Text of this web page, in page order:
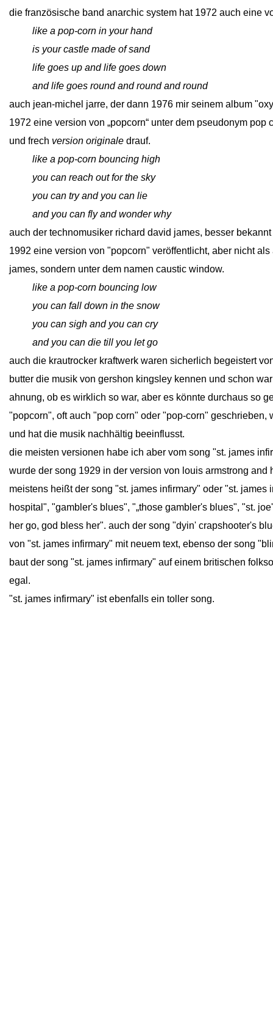
die französische band anarchic system hat 1972 auch eine
like a pop-corn in your hand
is your castle made of sand
life goes up and life goes down
and life goes round and round and round
auch jean-michel jarre, der dann 1976 mir seinem album
1972 eine version von „popcorn“ unter dem pseudonym
und frech version originale drauf.
like a pop-corn bouncing high
you can reach out for the sky
you can try and you can lie
and you can fly and wonder why
auch der technomusiker richard david james, besser
1992 eine version von "popcorn" veröffentlicht, aber nicht
james, sondern unter dem namen caustic window.
like a pop-corn bouncing low
you can fall down in the snow
you can sigh and you can cry
and you can die till you let go
auch die krautrocker kraftwerk waren sicherlich begeistert
butter die musik von gershon kingsley kennen und schon
ahnung, ob es wirklich so war, aber es könnte durchaus so
"popcorn", oft auch "pop corn" oder "pop-corn" geschrieben,
und hat die musik nachhältig beeinflusst.
die meisten versionen habe ich aber vom song "st. james
wurde der song 1929 in der version von louis armstrong and
meistens heißt der song "st. james infirmary" oder "st. james
hospital", "gambler's blues", "„those gambler's blues", "st.
her go, god bless her". auch der song "dyin' crapshooter's
von "st. james infirmary" mit neuem text, ebenso der song
baut der song "st. james infirmary" auf einem britischen
egal.
"st. james infirmary" ist ebenfalls ein toller song.